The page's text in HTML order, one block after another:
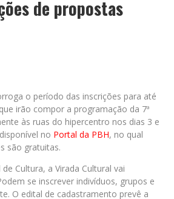
de propostas
o período das inscrições para até
irão compor a programação da 7ª
às ruas do hipercentro nos dias 3 e
no Portal da PBH, no qual
são gratuitas.
Cultura, a Virada Cultural vai
se inscrever indivíduos, grupos e
O edital de cadastramento prevê a